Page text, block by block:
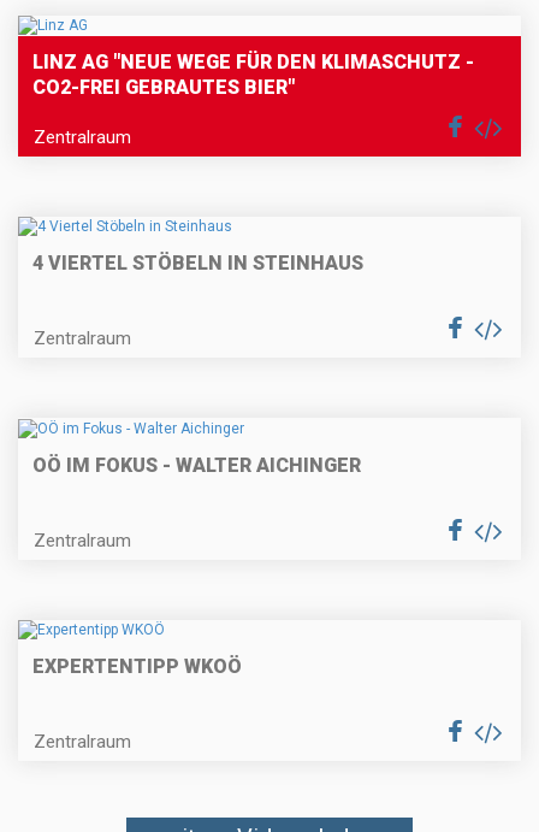
LINZ AG "NEUE WEGE FÜR DEN KLIMASCHUTZ -
CO2-FREI GEBRAUTES BIER"
Zentralraum
4 VIERTEL STÖBELN IN STEINHAUS
Zentralraum
OÖ IM FOKUS - WALTER AICHINGER
Zentralraum
EXPERTENTIPP WKOÖ
Zentralraum